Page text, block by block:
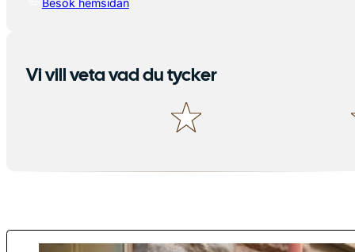
Vi vill veta vad du tycker